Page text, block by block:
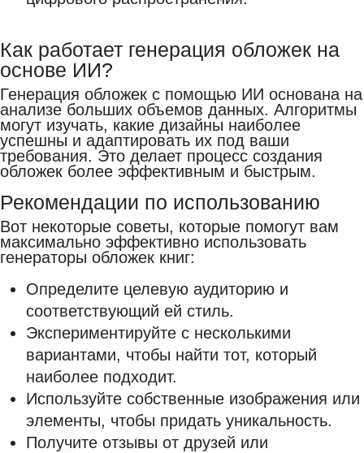
Как работает генерация обложек на
основе ИИ?
Генерация обложек с помощью ИИ основана на
анализе больших объемов данных. Алгоритмы
могут изучать, какие дизайны наиболее
успешны и адаптировать их под ваши
требования. Это делает процесс создания
обложек более эффективным и быстрым.
Рекомендации по использованию
Вот некоторые советы, которые помогут вам
максимально эффективно использовать
генераторы обложек книг:
Определите целевую аудиторию и
соответствующий ей стиль.
Экспериментируйте с несколькими
вариантами, чтобы найти тот, который
наиболее подходит.
Используйте собственные изображения или
элементы, чтобы придать уникальность.
Получите отзывы от друзей или